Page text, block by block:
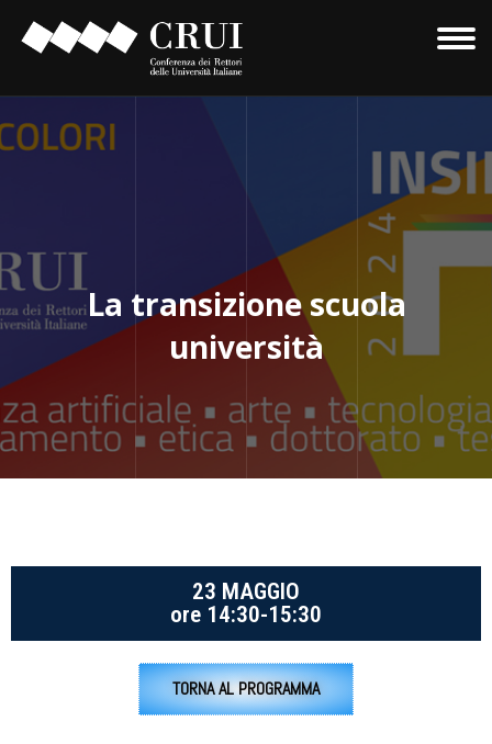
La transizione scuola
università
23 MAGGIO
ore 14:30-15:30
TORNA AL PROGRAMMA